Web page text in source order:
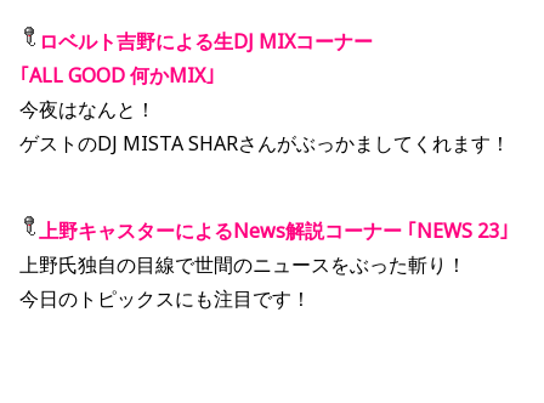
ロベルト吉野による生DJ MIXコーナー
｢ALL GOOD 何かMIX｣
今夜はなんと！
ゲストのDJ MISTA SHARさんがぶっかましてくれます！
上野キャスターによるNews解説コーナー ｢NEWS 23｣
上野氏独自の目線で世間のニュースをぶった斬り！
今日のトピックスにも注目です！